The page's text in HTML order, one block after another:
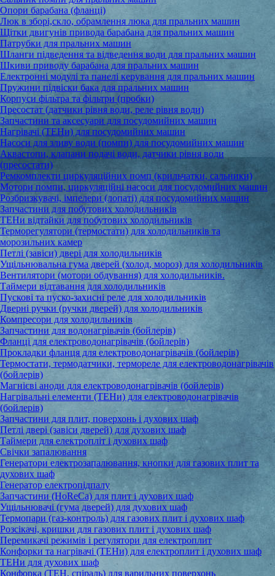
Опори барабана (фланці)
Люк в зборі,скло, обрамлення люка для пральних машин
Щітки двигунів привода барабана для пральних машин
Патрубки для пральних машин
Шланги підведення та відведення води для пральних машин
Шкиви приводу барабана для пральних машин
Електронні модулі та панелі керування для пральних машин
Пружини підвіски бака для пральних машин
Корпуси фільтра та фільтри (пробки)
Пресостат (датчики рівня води, реле рівня води)
Запчастини та аксесуари для посудомийних машин
Нагрівачі (ТЕНи) для посудомийних машин
Насоси для зливу води (помпи) для посудомийних машин
Аквастопи, клапани подачі води, датчики рівня води
(пресостати)
Ремкомплекти циркуляційних помп (крильчатки, сальники)
Мотори помпи, циркуляційні насоси для посудомийних машин
Розбризкувачі, імпелери (лопаті) для посудомийних машин
Запчастини для побутових холодильників
ТЕНи відтайки для побутових холодильників
Терморегулятори (термостати) для холодильників та
морозильних камер
Петлі (завіси) двері для холодильників
Ущільнювальна гума дверей (холод, мороз) для холодильників
Вентилятори (мотори обдування) для холодильників.
Таймери відтавання для холодильників
Пускові та пуско-захисні реле для холодильників
Дверні ручки (ручки дверей) для холодильників
Компресори для холодильників
Запчастини для водонагрівачів (бойлерів)
Фланці для електроводонагрівачів (бойлерів)
Прокладки фланця для електроводонагрівачів (бойлерів)
Термостати, термодатчики, термореле для електроводонагрівачів
(бойлерів)
Магнієві аноди для електроводонагрівачів (бойлерів)
Нагрівальні елементи (ТЕНи) для електроводонагрівачів
(бойлерів)
Запчастини для плит, поверхонь і духових шаф
Петлі двері (завіси дверей) для духових шаф
Таймери для електропліт і духових шаф
Свічки запалювання
Генератори електрозапалювання, кнопки для газових плит та
духових шаф
Генератор електропідпалу
Запчастини (HoReCa) для плит і духових шаф
Ущільнювачі (гума дверей) для духових шаф
Термопари (газ-контроль) для газових плит і духових шаф
Розсікачі, кришки для газових плит і духових шаф
Перемикачі режимів і регулятори для електроплит
Конфорки та нагрівачі (ТЕНи) для електроплит і духових шаф
ТЕНи для духових шаф
Конфорка (ТЕН, спіраль) для варильних поверхонь